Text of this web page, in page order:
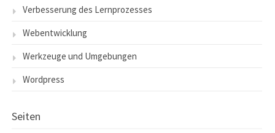
Verbesserung des Lernprozesses
Webentwicklung
Werkzeuge und Umgebungen
Wordpress
Seiten